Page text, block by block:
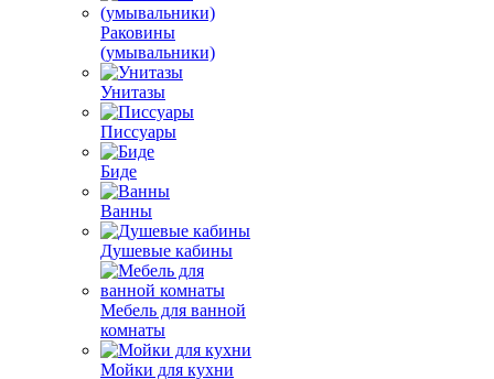
Раковины
(умывальники)
Унитазы
Писсуары
Биде
Ванны
Душевые кабины
Мебель для ванной
комнаты
Мойки для кухни